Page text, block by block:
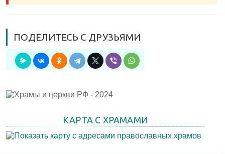
ПОДЕЛИТЕСЬ С ДРУЗЬЯМИ
КАРТА С ХРАМАМИ